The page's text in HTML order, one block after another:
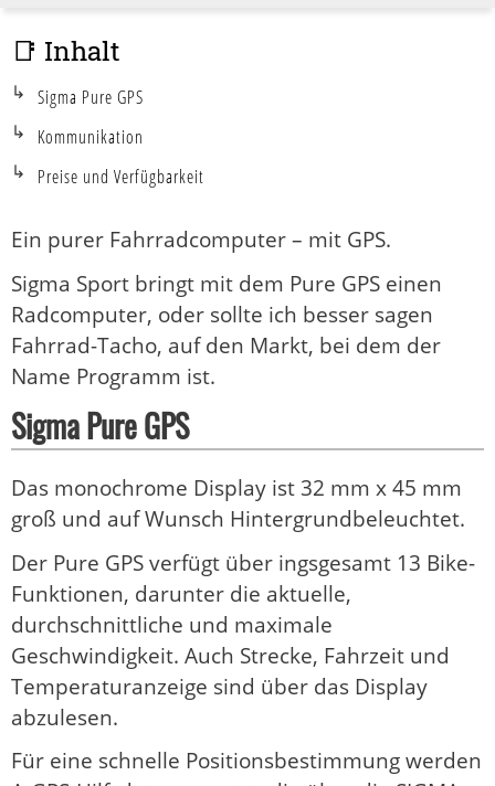
Ein purer Fahrradcomputer – mit GPS.
Sigma Sport bringt mit dem Pure GPS einen
Radcomputer, oder sollte ich besser sagen
Fahrrad-Tacho, auf den Markt, bei dem der
Name Programm ist.
Sigma Pure GPS
Das monochrome Display ist 32 mm x 45 mm
groß und auf Wunsch Hintergrundbeleuchtet.
Der Pure GPS verfügt über ingsgesamt 13 Bike-
Funktionen, darunter die aktuelle,
durchschnittliche und maximale
Geschwindigkeit. Auch Strecke, Fahrzeit und
Temperaturanzeige sind über das Display
abzulesen.
Für eine schnelle Positionsbestimmung werden
📑 Inhalt
Sigma Pure GPS
Kommunikation
Preise und Verfügbarkeit